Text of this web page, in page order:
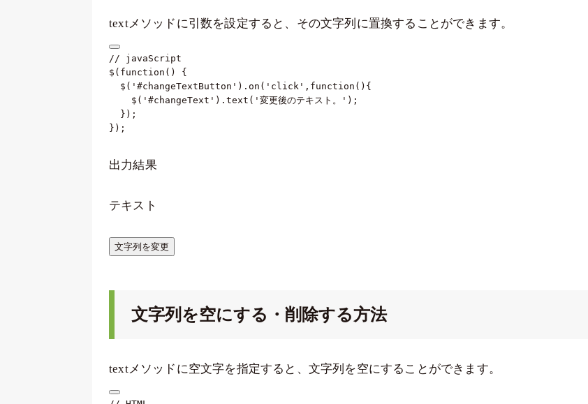
textメソッドに引数を設定すると、その文字列に置換することができます。
// javaScript
$ ( function ( )
{
$ ( '#changeTextButton' ) . on ( 'click' , function ( ) {
    $
( '#changeText' ) . text ( '変更後のテキスト。' ) ;
} ) ;
} ) ;
出力結果
テキスト
文字列を変更
文字列を空にする・削除する方法
textメソッドに空文字を指定すると、文字列を空にすることができます。